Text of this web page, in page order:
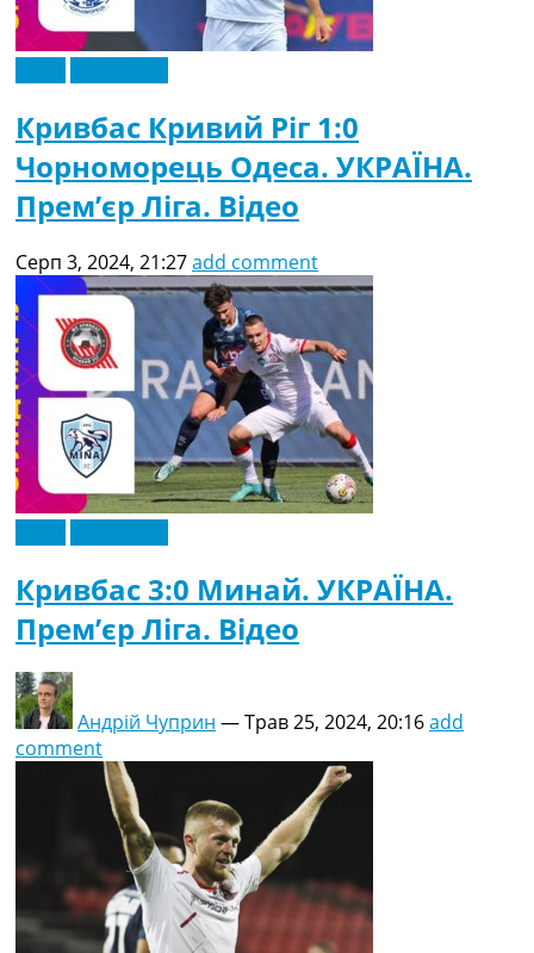
Кривбас Кривий Ріг 1:0
Чорноморець Одеса. УКРАЇНА.
Прем’єр Ліга. Відео
Серп 3, 2024, 21:27add comment
Кривбас 3:0 Минай. УКРАЇНА.
Прем’єр Ліга. Відео
Андрій Чуприн —Трав 25, 2024, 20:16add
comment